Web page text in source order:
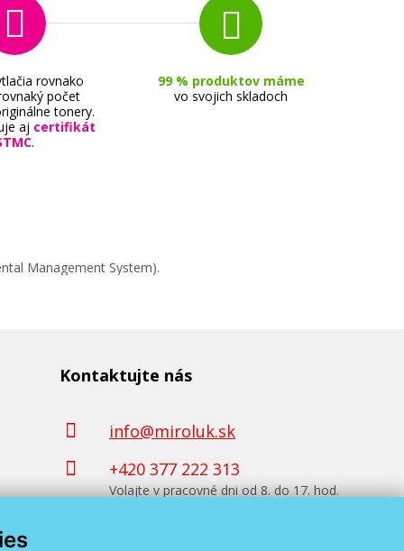
listov,
rovnako
počet
tonery.
aj certifikát
.
99 % produktov máme
vo svojich skladoch
Management System).
Kontaktujte nás
info@miroluk.sk
+420 377 222 313
Volajte v pracovné dni od 8. do 17. hod.